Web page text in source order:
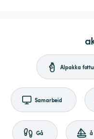
Alpakka
Samarbeid
Gå